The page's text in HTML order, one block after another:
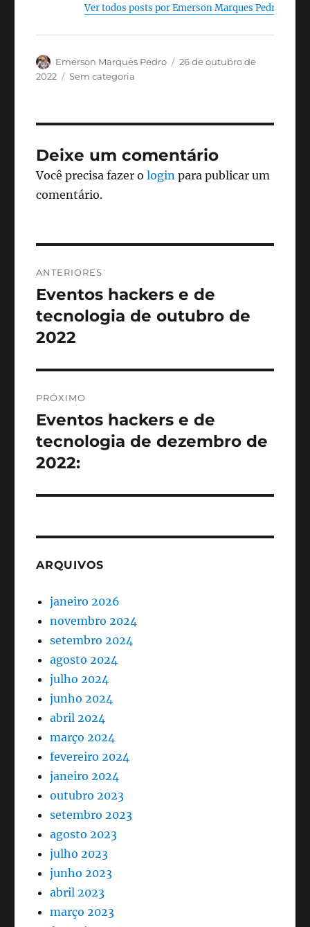
Ver todos posts por Emerson Marques Pedro
Autor
Emerson Marques Pedro
Publicado
26 de outubro de
2022
Categorias
Sem categoria
Deixe um comentário
Você precisa fazer ologin para publicar um
comentário.
de
Post
ANTERIORES
Post
anterior:
Eventos hackers e de
tecnologia de outubro de
2022
PRÓXIMO
Próximo
post:
Eventos hackers e de
tecnologia de dezembro de
2022:
ARQUIVOS
janeiro 2026
novembro 2024
setembro 2024
agosto 2024
julho 2024
junho 2024
abril 2024
março 2024
fevereiro 2024
janeiro 2024
outubro 2023
setembro 2023
agosto 2023
julho 2023
junho 2023
abril 2023
março 2023